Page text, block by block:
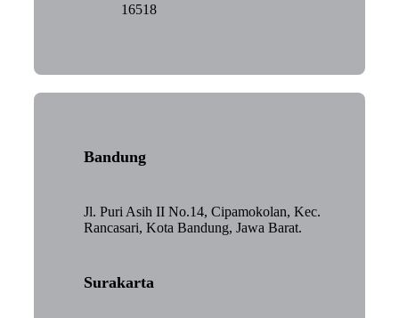
16518
Bandung
Jl. Puri Asih II No.14, Cipamokolan, Kec.
Rancasari, Kota Bandung, Jawa Barat.
Surakarta